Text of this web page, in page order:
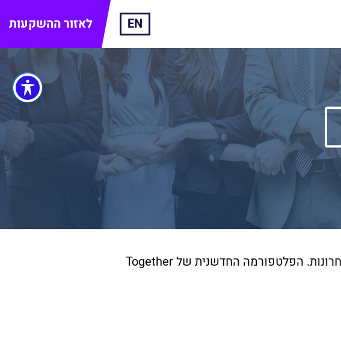
לאזור ההשקעות EN
תחום השקעות ההמונים נחשב לאחד הענפים הצומחים ביותר בשנים האחרונות. הפלטפורמה החדשנית של Together